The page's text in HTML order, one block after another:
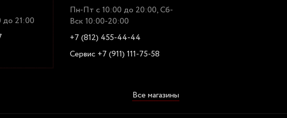
до 21:00
Пн-Пт с 10:00 до 20:00, Сб-
Вск 10:00-20:00
+7 (812) 455-44-44
Сервис +7 (911) 111-75-58
Все магазины